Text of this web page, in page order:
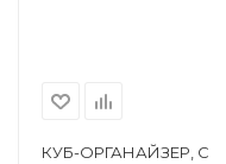
КУБ-ОРГАНАЙЗЕР, С